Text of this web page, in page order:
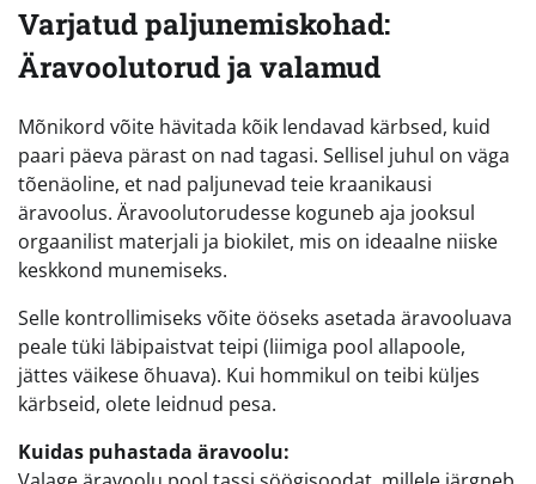
Varjatud paljunemiskohad:
Äravoolutorud ja valamud
Mõnikord võite hävitada kõik lendavad kärbsed, kuid
paari päeva pärast on nad tagasi. Sellisel juhul on väga
tõenäoline, et nad paljunevad teie kraanikausi
äravoolus. Äravoolutorudesse koguneb aja jooksul
orgaanilist materjali ja biokilet, mis on ideaalne niiske
keskkond munemiseks.
Selle kontrollimiseks võite ööseks asetada äravooluava
peale tüki läbipaistvat teipi (liimiga pool allapoole,
jättes väikese õhuava). Kui hommikul on teibi küljes
kärbseid, olete leidnud pesa.
Kuidas puhastada äravoolu: